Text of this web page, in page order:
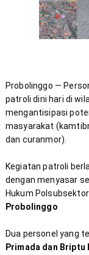
Probolinggo —
patroli dini hari di
mengantisipasi
masyarakat
Kegiatan patroli
dengan menyasar
Hukum
Probolinggo
Dua personel yang
Primada dan Briptu